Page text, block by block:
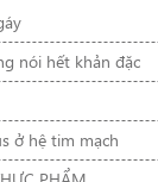
nói hết khản đặc
ở hệ tim mạch